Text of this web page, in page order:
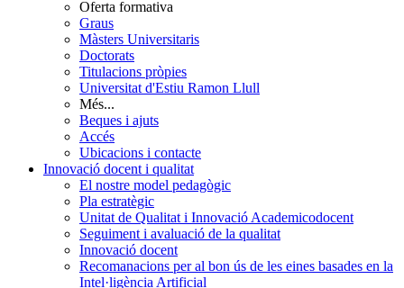
Oferta formativa
Graus
Màsters Universitaris
Doctorats
Titulacions pròpies
Universitat d'Estiu Ramon Llull
Més...
Beques i ajuts
Accés
Ubicacions i contacte
Innovació docent i qualitat
El nostre model pedagògic
Pla estratègic
Unitat de Qualitat i Innovació Academicodocent
Seguiment i avaluació de la qualitat
Innovació docent
Recomanacions per al bon ús de les eines basades en la
Intel·ligència Artificial